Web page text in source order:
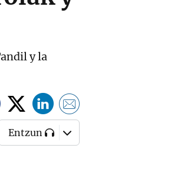
y la
Entzun